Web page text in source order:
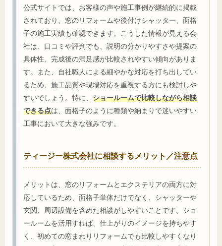
公式サイトでは、お客様の声や施工事例が継続的に掲載
されており、窓のリフォームや後付けシャッター、面格
子の施工実績も確認できます。こうした情報が見える会
社は、口コミや評判でも、説明の分かりやすさや提案の
具体性、完成後の満足感が比較されやすい傾向がありま
す。また、自社職人による細やかな対応を打ち出してい
るため、施工品質や現場対応を重視する方にも検討しや
すいでしょう。特に、 ショールームで比較しながら相談
できる点は、面格子のように種類や納まりで迷いやすい
工事において大きな強みです。
ティージー株式会社に相談するメリット／注意点
メリットは、窓のリフォームとエクステリアの両方に対
応しているため、面格子単体だけでなく、シャッターや
玄関、周辺設備を含めた相談がしやすいことです。ショ
ールームを活用すれば、仕上がりのイメージを持ちやす
く、初めての窓まわりリフォームでも比較しやすくなり